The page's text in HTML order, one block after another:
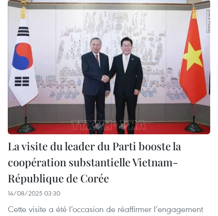
La visite du leader du Parti booste la
coopération substantielle Vietnam-
République de Corée
14/08/2025 03:30
Cette visite a été l’occasion de réaffirmer l’engagement